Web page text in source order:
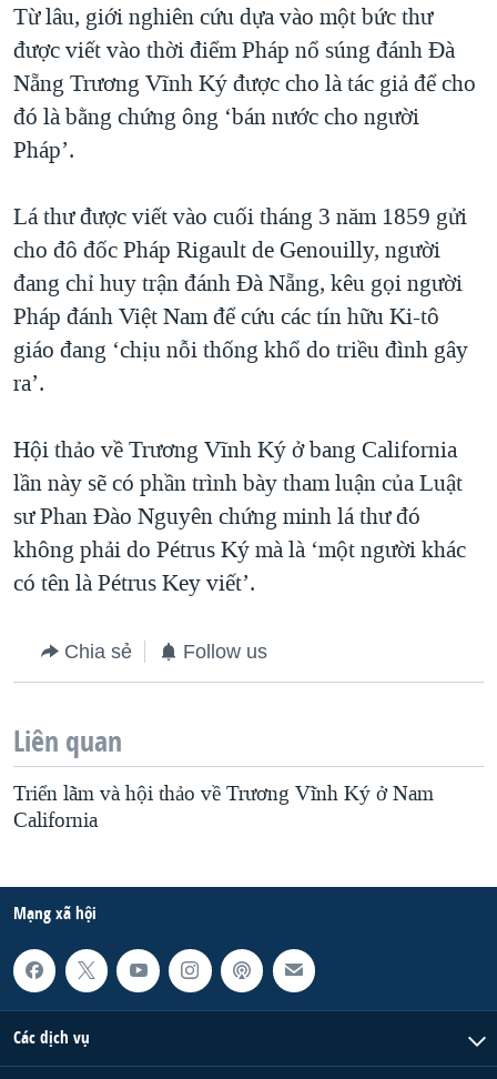
Từ lâu, giới nghiên cứu dựa vào một bức thư
được viết vào thời điểm Pháp nổ súng đánh Đà
Nẵng Trương Vĩnh Ký được cho là tác giả để cho
đó là bằng chứng ông ‘bán nước cho người
Pháp’.
Lá thư được viết vào cuối tháng 3 năm 1859 gửi
cho đô đốc Pháp Rigault de Genouilly, người
đang chỉ huy trận đánh Đà Nẵng, kêu gọi người
Pháp đánh Việt Nam để cứu các tín hữu Ki-tô
giáo đang ‘chịu nỗi thống khổ do triều đình gây
ra’.
Hội thảo về Trương Vĩnh Ký ở bang California
lần này sẽ có phần trình bày tham luận của Luật
sư Phan Đào Nguyên chứng minh lá thư đó
không phải do Pétrus Ký mà là ‘một người khác
có tên là Pétrus Key viết’.
Chia sẻ Follow us
Liên quan
Triển lãm và hội thảo về Trương Vĩnh Ký ở Nam
California
Mạng xã hội
Các dịch vụ